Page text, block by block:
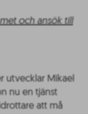
och ansök till
utvecklar Mikael
nu en tjänst
att må